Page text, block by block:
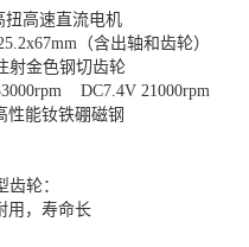
扭高速直流电机
（含出轴和齿轮）
射金色钢切齿轮
DC7.4V 21000rpm
性能钕铁硼磁钢
轮：
用，寿命长